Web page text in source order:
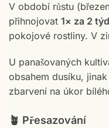
V období růstu
přihnojovat 1× za 2
pokojové rostliny. V
U panašovaných
obsahem dusíku,
zbarvení na úkor
🪴 Přesazování